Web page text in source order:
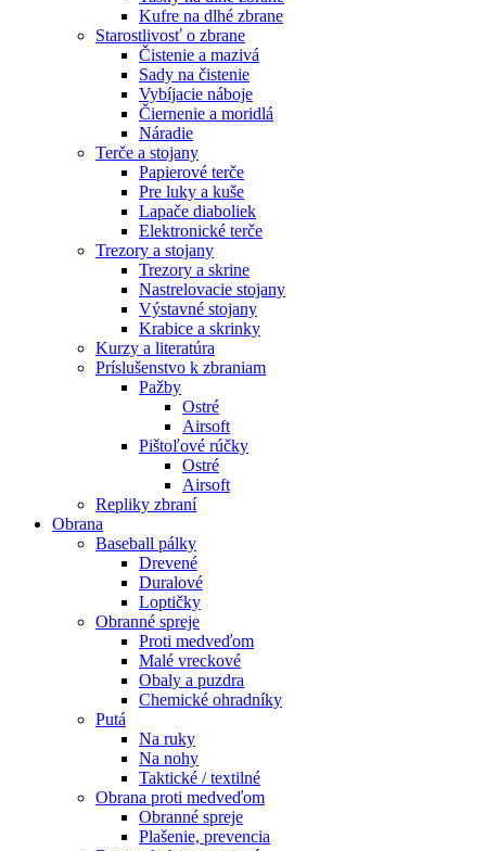
Kufre na dlhé zbrane
Starostlivosť o zbrane
Čistenie a mazivá
Sady na čistenie
Vybíjacie náboje
Čiernenie a moridlá
Náradie
Terče a stojany
Papierové terče
Pre luky a kuše
Lapače diaboliek
Elektronické terče
Trezory a stojany
Trezory a skrine
Nastrelovacie stojany
Výstavné stojany
Krabice a skrinky
Kurzy a literatúra
Príslušenstvo k zbraniam
Pažby
Ostré
Airsoft
Pištoľové rúčky
Ostré
Airsoft
Repliky zbraní
Obrana
Baseball pálky
Drevené
Duralové
Loptičky
Obranné spreje
Proti medveďom
Malé vreckové
Obaly a puzdra
Chemické ohradníky
Putá
Na ruky
Na nohy
Taktické / textilné
Obrana proti medveďom
Obranné spreje
Plašenie, prevencia